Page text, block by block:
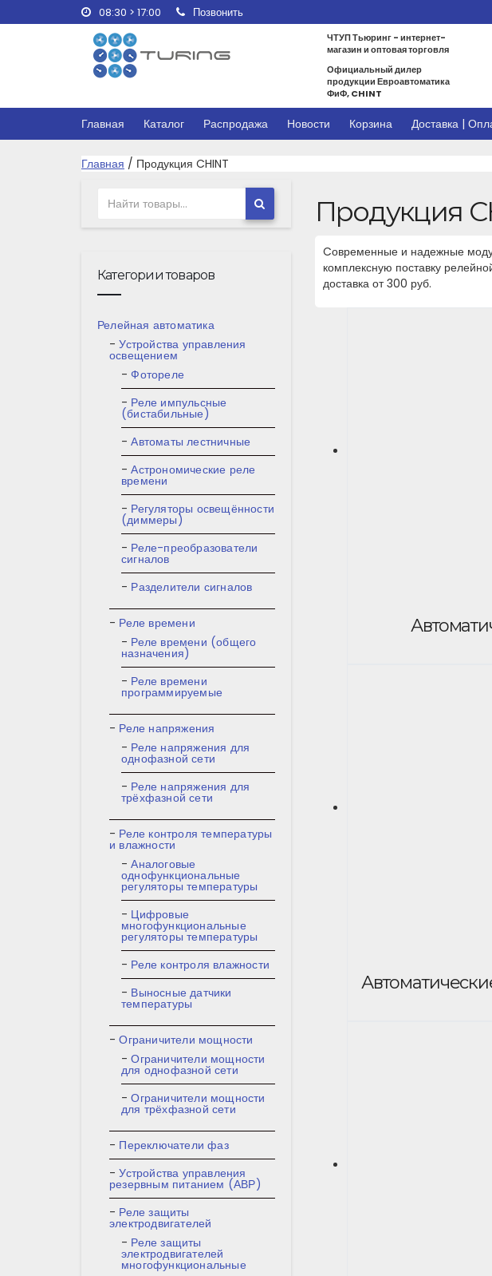
08:30 > 17:00 Позвонить
ЧТУП Тьюринг - интернет-
магазин и оптовая торговля
Официальный дилер
продукции Евроавтоматика
ФиФ, CHINT
Главная Каталог Распродажа Новости Корзина Доставка |
Главная / Продукция CHINT
Категории товаров
Релейная автоматика
Устройства управления
освещением
Фотореле
Реле импульсные
(бистабильные)
Автоматы лестничные
Астрономические реле
времени
Регуляторы освещённости
(диммеры)
Реле-преобразователи
сигналов
Разделители сигналов
Реле времени
Реле времени (общего
назначения)
Реле времени
программируемые
Реле напряжения
Реле напряжения для
однофазной сети
Реле напряжения для
трёхфазной сети
Реле контроля температуры
и влажности
Аналоговые
однофункциональные
регуляторы температуры
Цифровые
многофункциональные
регуляторы температуры
Реле контроля влажности
Выносные датчики
температуры
Ограничители мощности
Ограничители мощности
для однофазной сети
Ограничители мощности
для трёхфазной сети
Переключатели фаз
Устройства управления
резервным питанием (АВР)
Реле защиты
электродвигателей
Реле защиты
электродвигателей
многофункциональные
Продукция
Cовременные и надежные
комплексную поставку
доставка от 300 руб.